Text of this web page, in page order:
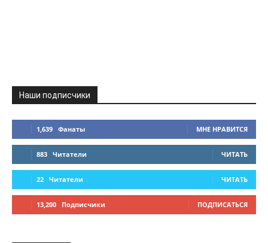
Наши подписчики
1,639 Фанаты МНЕ НРАВИТСЯ
883 Читатели ЧИТАТЬ
22 Читатели ЧИТАТЬ
13,200 Подписчики ПОДПИСАТЬСЯ